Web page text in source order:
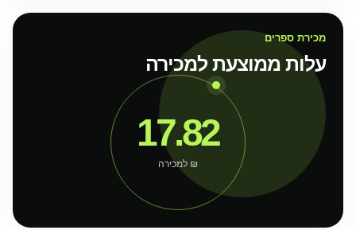
מכירת ספרים
עלות ממוצעת למכירה
17.82
₪ למכירה